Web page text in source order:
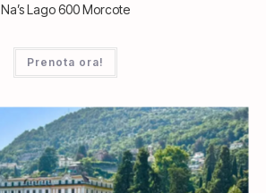
Na’s Lago 600 Morcote
Prenota ora!